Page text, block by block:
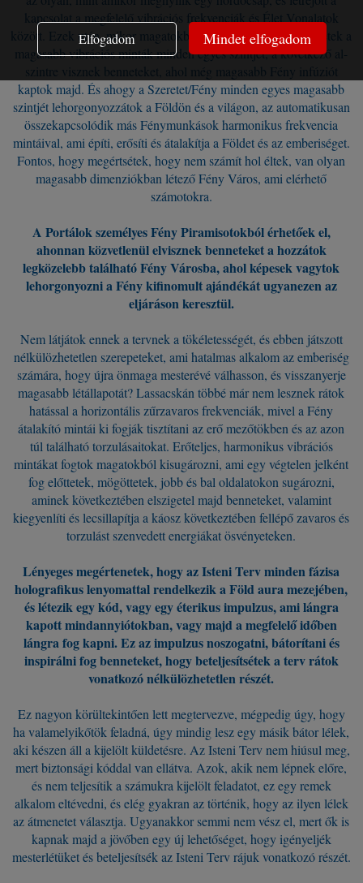
kapcsolat a megfelelő vibrációs frekvenciák és Élet Vonalatok
között. Ezek után, mikor magatokba integráltátok és kivetítettétek a
magasabb vibrációs minták minden egyes szintjét, a következő al-
szintre visznek benneteket, ahol még magasabb Fény infúziót
kaptok majd. És ahogy a Szeretet/Fény minden egyes magasabb
szintjét lehorgonyozzátok a Földön és a világon, az automatikusan
összekapcsolódik más Fénymunkások harmonikus frekvencia
mintáival, ami építi, erősíti és átalakítja a Földet és az emberiséget.
Fontos, hogy megértsétek, hogy nem számít hol éltek, van olyan
magasabb dimenziókban létező Fény Város, ami elérhető
számotokra.
A Portálok személyes Fény Piramisotokból érhetőek el,
ahonnan közvetlenül elvisznek benneteket a hozzátok
legközelebb található Fény Városba, ahol képesek vagytok
lehorgonyozni a Fény kifinomult ajándékát ugyanezen az
eljáráson keresztül.
Nem látjátok ennek a tervnek a tökéletességét, és ebben játszott
nélkülözhetetlen szerepeteket, ami hatalmas alkalom az emberiség
számára, hogy újra önmaga mesterévé válhasson, és visszanyerje
magasabb létállapotát? Lassacskán többé már nem lesznek rátok
hatással a horizontális zűrzavaros frekvenciák, mivel a Fény
átalakító mintái ki fogják tisztítani az erő mezőtökben és az azon
túl található torzulásaitokat. Erőteljes, harmonikus vibrációs
mintákat fogtok magatokból kisugározni, ami egy végtelen jelként
fog előttetek, mögöttetek, jobb és bal oldalatokon sugározni,
aminek következtében elszigetel majd benneteket, valamint
kiegyenlíti és lecsillapítja a káosz következtében fellépő zavaros és
torzulást szenvedett energiákat ösvényeteken.
Lényeges megértenetek, hogy az Isteni Terv minden fázisa
holografikus lenyomattal rendelkezik a Föld aura mezejében,
és létezik egy kód, vagy egy éterikus impulzus, ami lángra
kapott mindannyiótokban, vagy majd a megfelelő időben
lángra fog kapni. Ez az impulzus noszogatni, bátorítani és
inspirálni fog benneteket, hogy beteljesítsétek a terv rátok
vonatkozó nélkülözhetetlen részét.
Ez nagyon körültekintően lett megtervezve, mégpedig úgy, hogy
ha valamelyikőtök feladná, úgy mindig lesz egy másik bátor lélek,
aki készen áll a kijelölt küldetésre. Az Isteni Terv nem hiúsul meg,
mert biztonsági kóddal van ellátva. Azok, akik nem lépnek előre,
és nem teljesítik a számukra kijelölt feladatot, ez egy remek
alkalom eltévedni, és elég gyakran az történik, hogy az ilyen lélek
az átmenetet választja. Ugyanakkor semmi nem vész el, mert ők is
kapnak majd a jövőben egy új lehetőséget, hogy igényeljék
mesterlétüket és beteljesítsék az Isteni Terv rájuk vonatkozó részét.
Elfogadom Mindet elfogadom